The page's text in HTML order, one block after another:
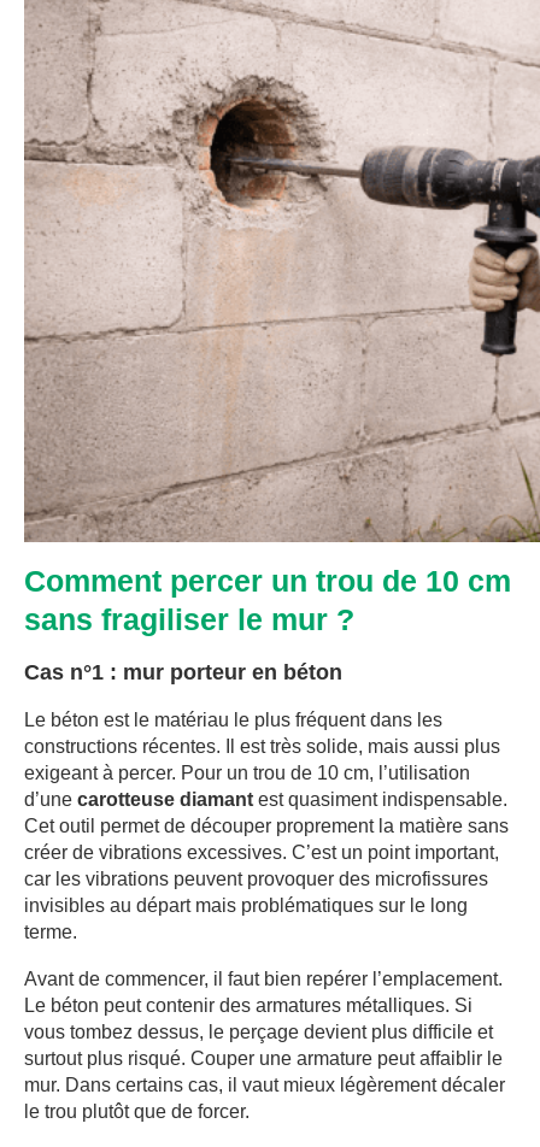
Comment percer un trou de 10 cm
sans fragiliser le mur ?
Cas n°1 : mur porteur en béton
Le béton est le matériau le plus fréquent dans les
constructions récentes. Il est très solide, mais aussi plus
exigeant à percer. Pour un trou de 10 cm, l’utilisation
d’une carotteuse diamant est quasiment indispensable.
Cet outil permet de découper proprement la matière sans
créer de vibrations excessives. C’est un point important,
car les vibrations peuvent provoquer des microfissures
invisibles au départ mais problématiques sur le long
terme.
Avant de commencer, il faut bien repérer l’emplacement.
Le béton peut contenir des armatures métalliques. Si
vous tombez dessus, le perçage devient plus difficile et
surtout plus risqué. Couper une armature peut affaiblir le
mur. Dans certains cas, il vaut mieux légèrement décaler
le trou plutôt que de forcer.